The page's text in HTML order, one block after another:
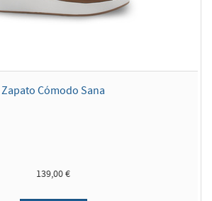
Zapato Cómodo Sana
139,00 €